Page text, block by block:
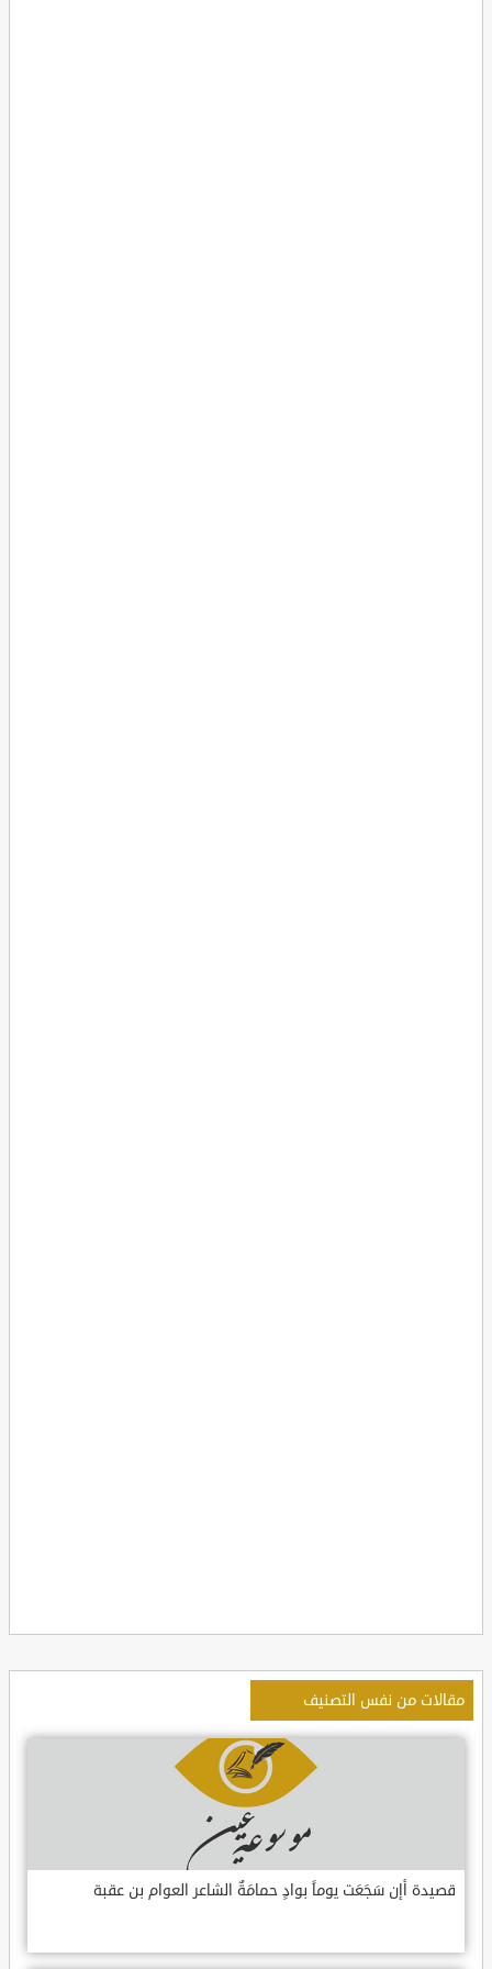
مقالات من نفس التصنيف
قصيدة أإن سَجَعَت يوماً بوادٍ حمامَةٌ الشاعر العوام بن عقبة